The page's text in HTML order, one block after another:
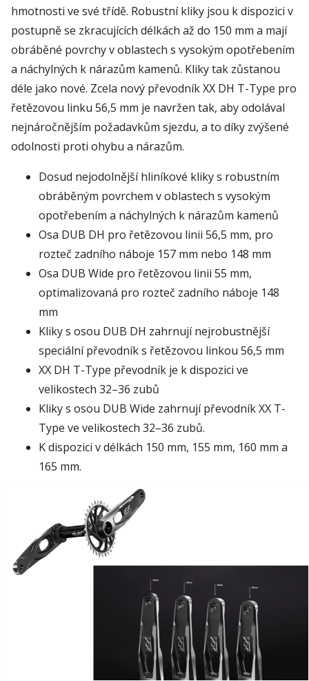
hmotnosti ve své třídě. Robustní kliky jsou k dispozici v
postupně se zkracujících délkách až do 150 mm a mají
obráběné povrchy v oblastech s vysokým opotřebením
a náchylných k nárazům kamenů. Kliky tak zůstanou
déle jako nové. Zcela nový převodník XX DH T-Type pro
řetězovou linku 56,5 mm je navržen tak, aby odolával
nejnáročnějším požadavkům sjezdu, a to díky zvýšené
odolnosti proti ohybu a nárazům.
Dosud nejodolnější hliníkové kliky s robustním
obráběným povrchem v oblastech s vysokým
opotřebením a náchylných k nárazům kamenů
Osa DUB DH pro řetězovou linii 56,5 mm, pro
rozteč zadního náboje 157 mm nebo 148 mm
Osa DUB Wide pro řetězovou linii 55 mm,
optimalizovaná pro rozteč zadního náboje 148
mm
Kliky s osou DUB DH zahrnují nejrobustnější
speciální převodník s řetězovou linkou 56,5 mm
XX DH T-Type převodník je k dispozici ve
velikostech 32–36 zubů
Kliky s osou DUB Wide zahrnují převodník XX T-
Type ve velikostech 32–36 zubů.
K dispozici v délkách 150 mm, 155 mm, 160 mm a
165 mm.